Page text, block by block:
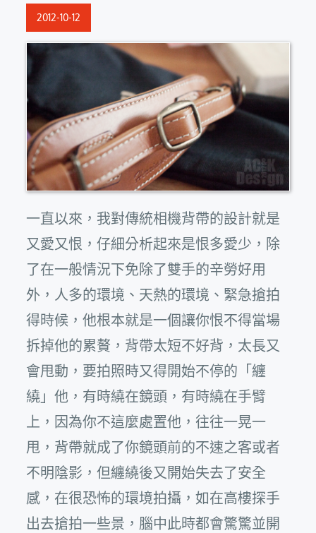
Posted
on
2012-10-12
一直以來，我對傳統相機背帶的設計就是
又愛又恨，仔細分析起來是恨多愛少，除
了在一般情況下免除了雙手的辛勞好用
外，人多的環境、天熱的環境、緊急搶拍
得時候，他根本就是一個讓你恨不得當場
拆掉他的累贅，背帶太短不好背，太長又
會甩動，要拍照時又得開始不停的「纏
繞」他，有時繞在鏡頭，有時繞在手臂
上，因為你不這麼處置他，往往一晃一
甩，背帶就成了你鏡頭前的不速之客或者
不明陰影，但纏繞後又開始失去了安全
感，在很恐怖的環境拍攝，如在高樓探手
出去搶拍一些景，腦中此時都會驚驚並開